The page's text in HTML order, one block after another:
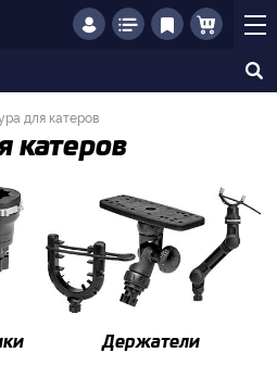
для катеров
катеров
Держатели